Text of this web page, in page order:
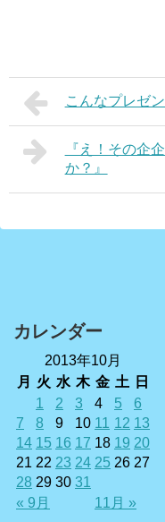
こんなプレゼ
『え！その企
か？』
カレンダー
2013年10月
月
火 水 木 金 土 日
« 9月 11月 »
1 2 3 4 5
6
7
8 9 10 11 12 13
14 15 16 17 18 19 20
21 22 23 24 25 26 27
28 29 30 31